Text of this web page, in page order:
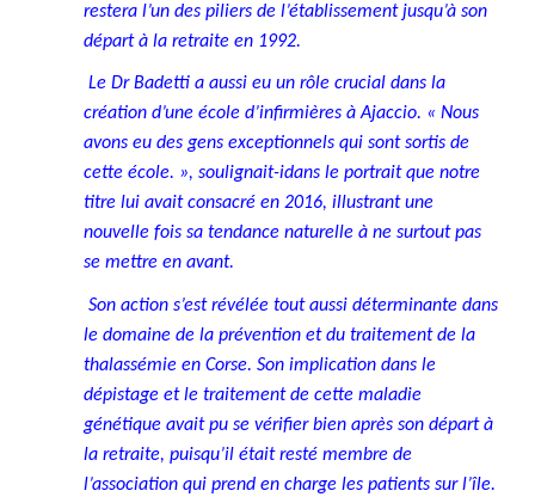
restera l’un des piliers de l’établissement jusqu’à son
départ à la retraite en 1992.
Le Dr Badetti a aussi eu un rôle crucial dans la
création d’une école d’infirmières à Ajaccio. « Nous
avons eu des gens exceptionnels qui sont sortis de
cette école. », soulignait-idans le portrait que notre
titre lui avait consacré en 2016, illustrant une
nouvelle fois sa tendance naturelle à ne surtout pas
se mettre en avant.
Son action s’est révélée tout aussi déterminante dans
le domaine de la prévention et du traitement de la
thalassémie en Corse. Son implication dans le
dépistage et le traitement de cette maladie
génétique avait pu se vérifier bien après son départ à
la retraite, puisqu’il était resté membre de
l’association qui prend en charge les patients sur l’île.